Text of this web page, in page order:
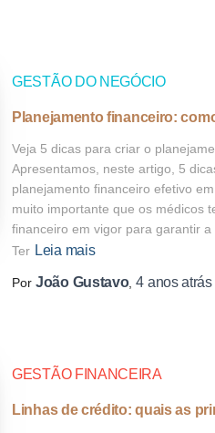
GESTÃO DO NEGÓCIO
Planejamento financeiro:
Veja 5 dicas para criar o
Apresentamos, neste artigo, 5
planejamento financeiro efetivo
muito importante que os médicos
financeiro em vigor para garantir
Ter Leia mais
Por João Gustavo,4 anosatrás
GESTÃO FINANCEIRA
Linhas de crédito: quais as